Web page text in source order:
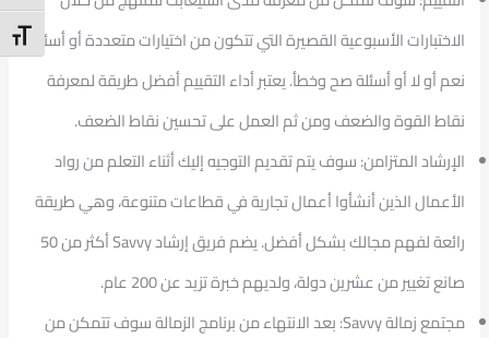
Sizeالاختبارات الأسبوعية القصيرة التي تتكون من اختيارات متعددة أو أسئلة
نعم أو لا أو أسئلة صح وخطأ. يعتبر أداء التقييم أفضل طريقة لمعرفة
نقاط القوة والضعف ومن ثم العمل على تحسين نقاط الضعف.
الإرشاد المتزامن: سوف يتم تقديم التوجيه إليك أثناء التعلم من رواد
الأعمال الذين أنشأوا أعمال تجارية في قطاعات متنوعة، وهي طريقة
رائعة لفهم مجالك بشكل أفضل. يضم فريق إرشادSavvy
أكثر من 50
صانع تغيير من عشرين دولة، ولديهم خبرة تزيد عن 200 عام.
مجتمع زمالةSavvy: بعد الانتهاء من برنامج الزمالة سوف تتمكن من